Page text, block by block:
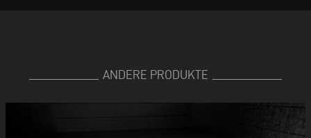
ANDERE PRODUKTE